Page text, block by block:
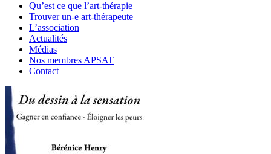
Qu’est ce que l’art-thérapie
Trouver un-e art-thérapeute
L’association
Actualités
Médias
Nos membres APSAT
Contact